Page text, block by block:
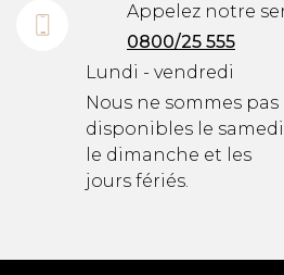
Appelez notre
0800/25 555
Lundi - vendredi
Nous ne sommes pas
disponibles le
le dimanche et les
jours fériés.